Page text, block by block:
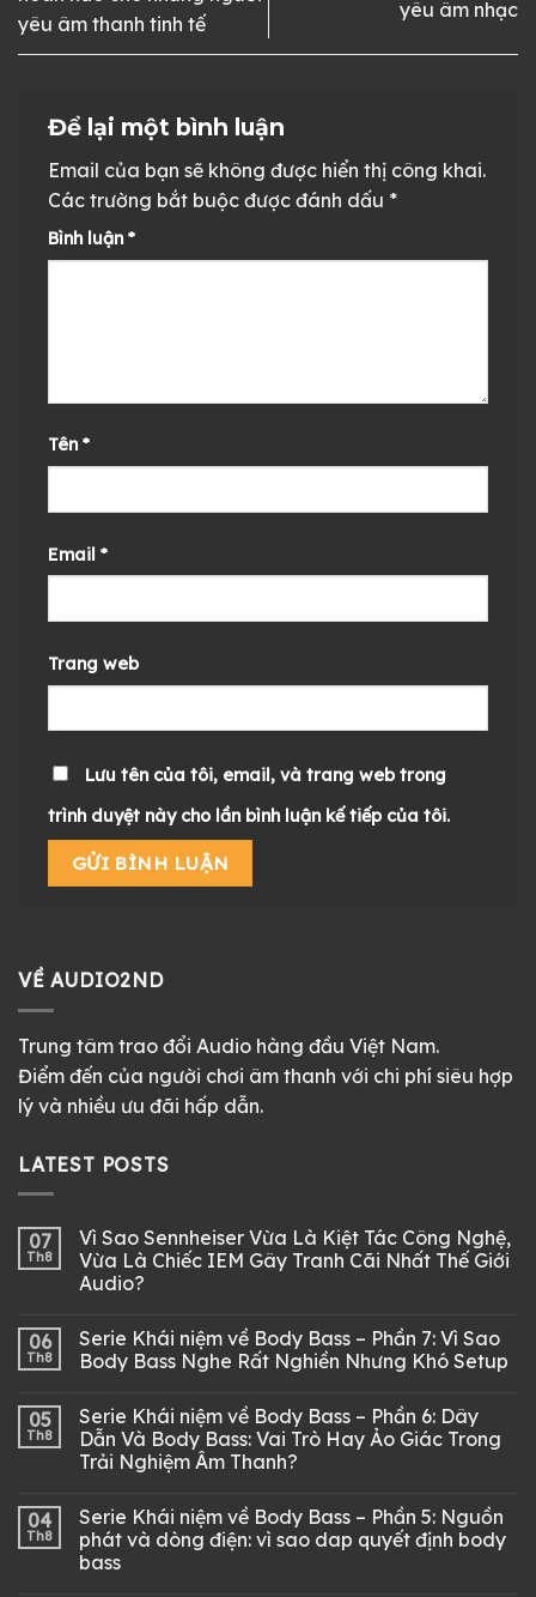
yêu âm thanh tinh tế
yêu âm nhạc
Để lại một bình luận
Email của bạn sẽ không được hiển thị công khai.
Các trường bắt buộc được đánh dấu *
Bình luận *
Tên *
Email *
Trang web
Lưu tên của tôi, email, và trang web trong
trình duyệt này cho lần bình luận kế tiếp của tôi.
VỀ AUDIO2ND
Trung tâm trao đổi Audio hàng đầu Việt Nam.
Điểm đến của người chơi âm thanh với chi phí siêu hợp
lý và nhiều ưu đãi hấp dẫn.
LATEST POSTS
07
Th8
Vì Sao Sennheiser Vừa Là Kiệt Tác Công Nghệ,
Vừa Là Chiếc IEM Gây Tranh Cãi Nhất Thế Giới
Audio?
06
Th8
Serie Khái niệm về Body Bass – Phần 7: Vì Sao
Body Bass Nghe Rất Nghiền Nhưng Khó Setup
05
Th8
Serie Khái niệm về Body Bass – Phần 6: Dây
Dẫn Và Body Bass: Vai Trò Hay Ảo Giác Trong
Trải Nghiệm Âm Thanh?
04
Th8
Serie Khái niệm về Body Bass – Phần 5: Nguồn
phát và dòng điện: vì sao dap quyết định body
bass